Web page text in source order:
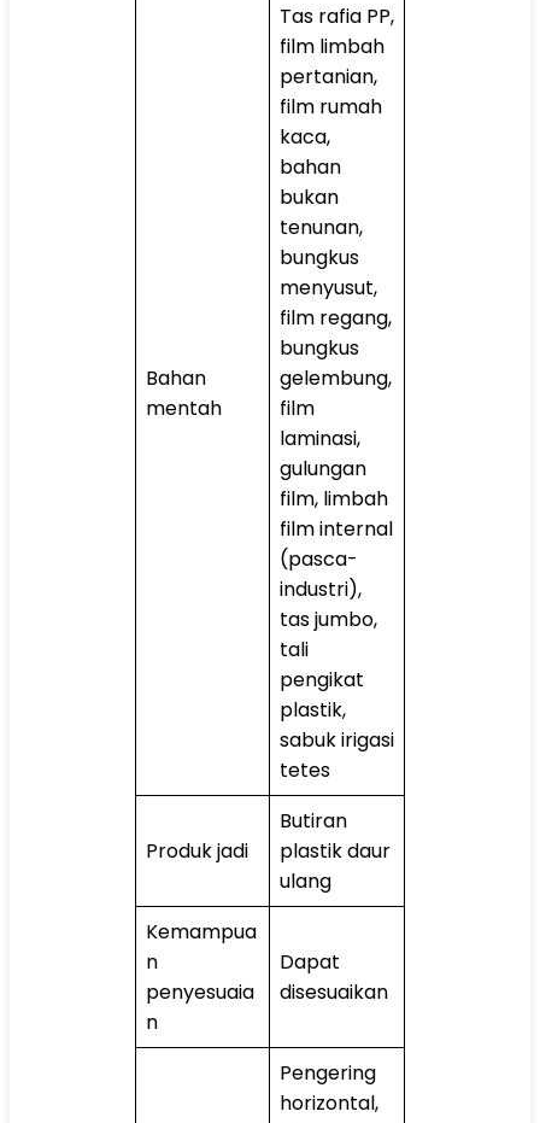
Bahan
mentah
Tas rafia PP,
film limbah
pertanian,
film rumah
kaca,
bahan
bukan
tenunan,
bungkus
menyusut,
film regang,
bungkus
gelembung,
film
laminasi,
gulungan
film, limbah
film internal
(pasca-
industri),
tas jumbo,
tali
pengikat
plastik,
sabuk irigasi
tetes
Produk jadi
Butiran
plastik daur
ulang
Kemampua
n
penyesuaia
n
Dapat
disesuaikan
Pengering
horizontal,